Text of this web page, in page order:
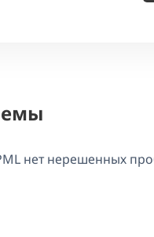
нет нерешенных